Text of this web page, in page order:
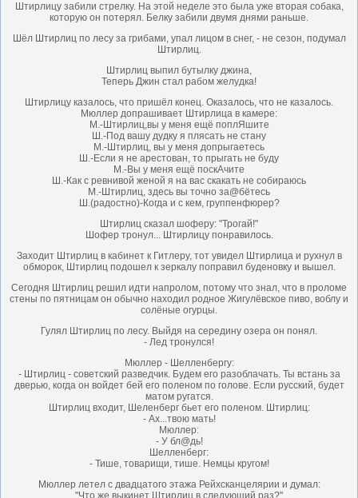
Штирлицу забили стрелку. На этой неделе это была уже вторая собака,
которую он потерял. Белку забили двумя днями раньше.
Шёл Штирлиц по лесу за грибами, упал лицом в снег, - не сезон, подумал
Штирлиц.
Штирлиц выпил бутылку джина,
Теперь Джин стал рабом желудка!
Штирлицу казалось, что пришёл конец. Оказалось, что не казалось.
Мюллер допрашивает Штирлица в камере:
М.-Штирлиц,вы у меня ещё поплЯшите
Ш.-Под вашу дудку я плясать не стану
М.-Штирлиц, вы у меня допрыгаетесь
Ш.-Если я не арестован, то прыгать не буду
М.-Вы у меня ещё поскАчите
Ш.-Как с ревнивой женой я на вас скакать не собираюсь
М.-Штирлиц, здесь вы точно за@бётесь
Ш.(радостно)-Когда и с кем, группенфюрер?
Штирлиц сказал шоферу: "Трогай!"
Шофер тронул... Штирлицу понравилось.
Заходит Штирлиц в кабинет к Гитлеру, тот увидел Штирлица и рухнул в
обморок, Штирлиц подошел к зеркалу поправил буденовку и вышел.
Сегодня Штирлиц решил идти напролом, потому что знал, что в проломе
стены по пятницам он обычно находил родное Жигулёвское пиво, воблу и
солёные огурцы.
Гулял Штирлиц по лесу. Выйдя на середину озера он понял.
- Лед тронулся!
Мюллер - Шелленбергу:
- Штирлиц - советский разведчик. Будем его разоблачать. Ты встань за
дверью, когда он войдет бей его поленом по голове. Если русский, будет
матом ругатся.
Штирлиц входит, Шеленберг бьет его поленом. Штирлиц:
- Ах...твою мать!
Мюллер:
- У бл@дь!
Шелленберг:
- Тише, товарищи, тише. Немцы кругом!
Мюллер летел с двадцатого этажа Рейхсканцелярии и думал:
"Что же выкинет Штирлиц в следующий раз?"